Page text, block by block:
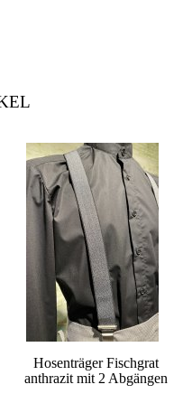
Hosenträger Fischgrat
anthrazit mit 2 Abgängen